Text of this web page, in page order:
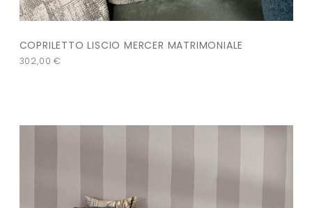
COPRILETTO LISCIO MERCER MATRIMONIALE
302,00€